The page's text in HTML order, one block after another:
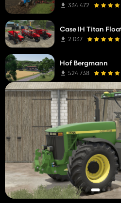
334 472
Case IH Titan
2 037
Hof Bergmann
524 738